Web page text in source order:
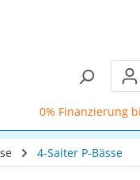
0% Finanzierung
4-Saiter P-Bässe